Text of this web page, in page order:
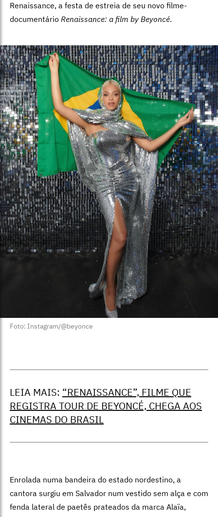
Renaissance, a festa de estreia de seu novo filme-
documentário Renaissance: a film by Beyoncé.
Foto: Instagram/@beyonce
LEIA MAIS: “RENAISSANCE”, FILME QUE
REGISTRA TOUR DE BEYONCÉ, CHEGA AOS
CINEMAS DO BRASIL
Enrolada numa bandeira do estado nordestino, a
cantora surgiu em Salvador num vestido sem alça e com
fenda lateral de paetês prateados da marca Alaïa,